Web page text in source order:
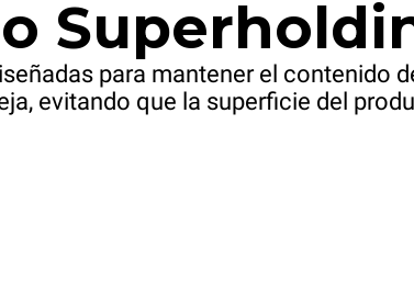
para mantener el contenido
evitando que la superficie del